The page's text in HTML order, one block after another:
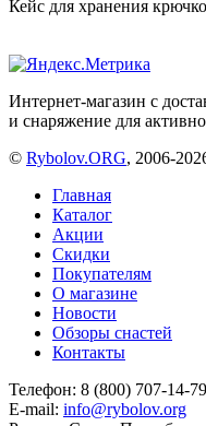
Кейс для хранения
Интернет-магазин с
и снаряжение для
© Rybolov.ORG, 2006-
Главная
Каталог
Акции
Скидки
Покупателям
О магазине
Новости
Обзоры снастей
Контакты
Телефон: 8 (800) 707-14-79
E-mail: info@rybolov.org